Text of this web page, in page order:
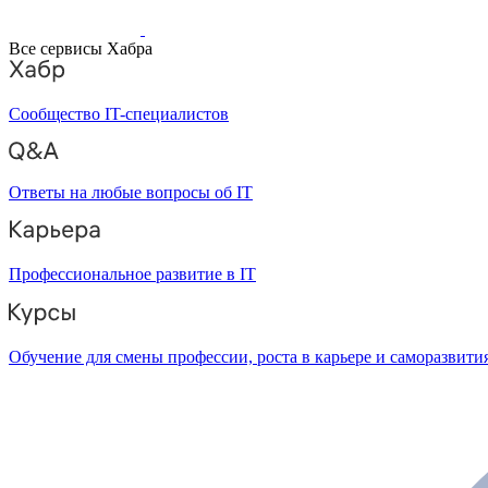
Все сервисы Хабра
Сообщество IT-специалистов
Ответы на любые вопросы об IT
Профессиональное развитие в IT
Обучение для смены профессии, роста в карьере и